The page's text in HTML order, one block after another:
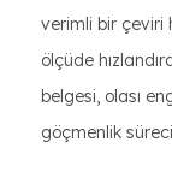
verimli bir çeviri
ölçüde
belgesi, olası
göçmenlik